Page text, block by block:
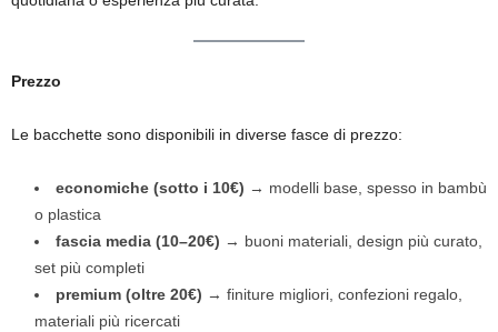
Prezzo
Le bacchette sono disponibili in diverse fasce di prezzo:
economiche (sotto i 10€) → modelli base, spesso in bambù
o plastica
fascia media (10–20€) → buoni materiali, design più curato,
set più completi
premium (oltre 20€) → finiture migliori, confezioni regalo,
materiali più ricercati